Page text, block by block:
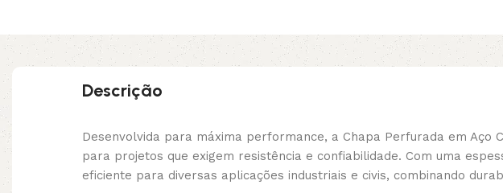
Descrição
Desenvolvida para máxima performance, a Chapa Perfurada em
para projetos que exigem resistência e confiabilidade. Com uma
eficiente para diversas aplicações industriais e civis, combinando